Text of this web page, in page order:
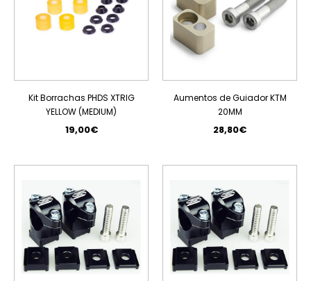
Kit Borrachas PHDS XTRIG
YELLOW (MEDIUM)
19,00€
Aumentos de Guiador KTM
20MM
28,80€